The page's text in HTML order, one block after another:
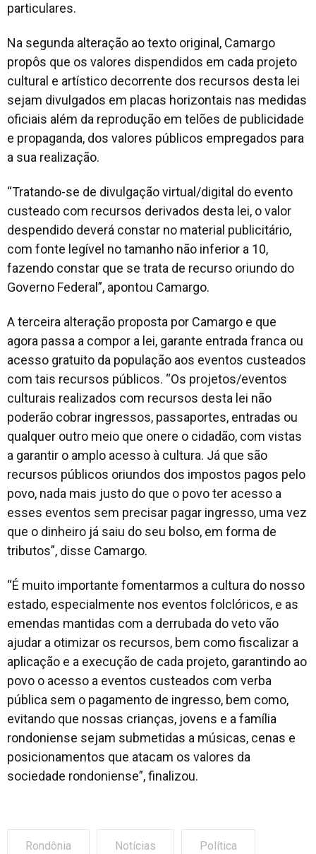
particulares.
Na segunda alteração ao texto original, Camargo
propôs que os valores dispendidos em cada projeto
cultural e artístico decorrente dos recursos desta lei
sejam divulgados em placas horizontais nas medidas
oficiais além da reprodução em telões de publicidade
e propaganda, dos valores públicos empregados para
a sua realização.
“Tratando-se de divulgação virtual/digital do evento
custeado com recursos derivados desta lei, o valor
despendido deverá constar no material publicitário,
com fonte legível no tamanho não inferior a 10,
fazendo constar que se trata de recurso oriundo do
Governo Federal”, apontou Camargo.
A terceira alteração proposta por Camargo e que
agora passa a compor a lei, garante entrada franca ou
acesso gratuito da população aos eventos custeados
com tais recursos públicos. “Os projetos/eventos
culturais realizados com recursos desta lei não
poderão cobrar ingressos, passaportes, entradas ou
qualquer outro meio que onere o cidadão, com vistas
a garantir o amplo acesso à cultura. Já que são
recursos públicos oriundos dos impostos pagos pelo
povo, nada mais justo do que o povo ter acesso a
esses eventos sem precisar pagar ingresso, uma vez
que o dinheiro já saiu do seu bolso, em forma de
tributos”, disse Camargo.
“É muito importante fomentarmos a cultura do nosso
estado, especialmente nos eventos folclóricos, e as
emendas mantidas com a derrubada do veto vão
ajudar a otimizar os recursos, bem como fiscalizar a
aplicação e a execução de cada projeto, garantindo ao
povo o acesso a eventos custeados com verba
pública sem o pagamento de ingresso, bem como,
evitando que nossas crianças, jovens e a família
rondoniense sejam submetidas a músicas, cenas e
posicionamentos que atacam os valores da
sociedade rondoniense”, finalizou.
Rondônia Notícias Política